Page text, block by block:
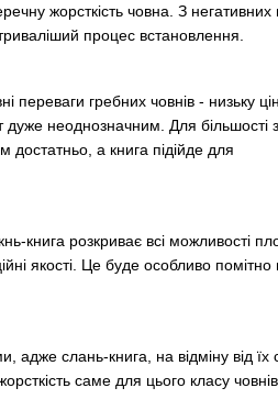
жорсткість човна. З негативних
процес встановлення.
переваги гребних човнів - низьку
дуже неоднозначним. Для більшості
достатньо, а книга підійде для
книга розкриває всі можливості
якості. Це буде особливо помітно
адже слань-книга, на відміну від їх
саме для цього класу